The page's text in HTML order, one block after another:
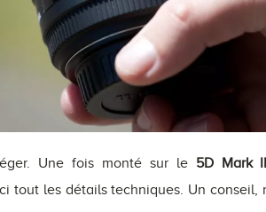
Une fois monté sur le 5D Mark II
tout les détails techniques. Un conseil,